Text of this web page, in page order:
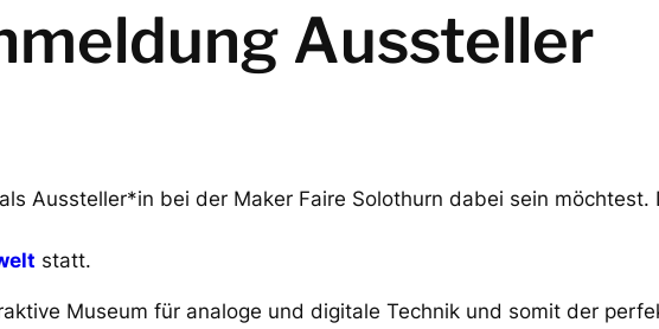
Aussteller
Aussteller*in bei der Maker Faire Solothurn dabei sein möchtest.
statt.
Museum für analoge und digitale Technik und somit der